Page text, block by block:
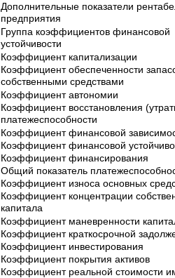
Дополнительные показатели
предприятия
Группа коэффициентов финансовой
устойчивости
Коэффициент капитализации
Коэффициент обеспеченности
собственными средствами
Коэффициент автономии
Коэффициент восстановления
платежеспособности
Коэффициент финансовой
Коэффициент финансовой
Коэффициент финансирования
Общий показатель
Коэффициент износа основных
Коэффициент концентрации
капитала
Коэффициент маневренности
Коэффициент краткосрочной
Коэффициент инвестирования
Коэффициент покрытия активов
Коэффициент реальной стоимости